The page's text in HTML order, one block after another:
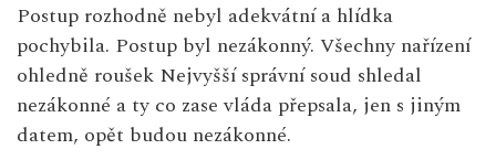
Postup rozhodně nebyl adekvátní a hlídka
pochybila. Postup byl nezákonný. Všechny nařízení
ohledně roušek Nejvyšší správní soud shledal
nezákonné a ty co zase vláda přepsala, jen s jiným
datem, opět budou nezákonné.